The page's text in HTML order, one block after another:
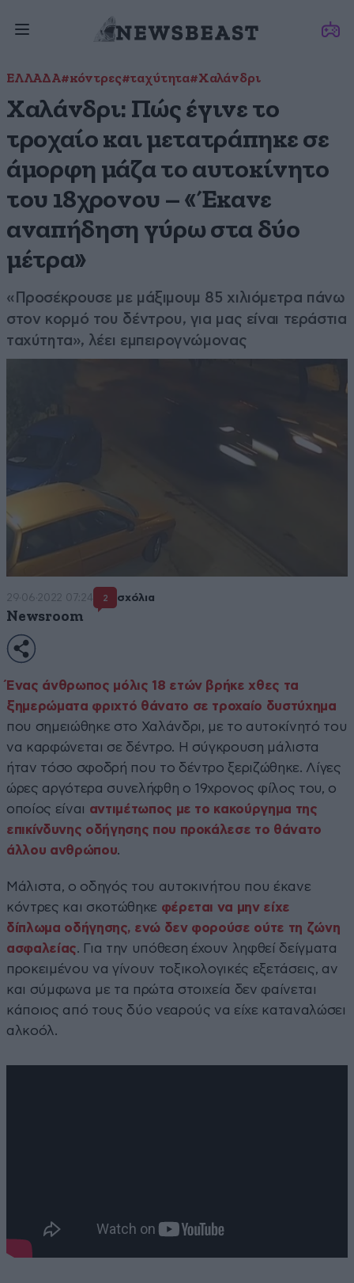
ΕΛΛΑΔΑ#κόντρες#ταχύτητα#Χαλάνδρι
Χαλάνδρι: Πώς έγινε το
τροχαίο και μετατράπηκε σε
άμορφη μάζα το αυτοκίνητο
του 18χρονου – «Έκανε
αναπήδηση γύρω στα δύο
μέτρα»
«Προσέκρουσε με μάξιμουμ 85 χιλιόμετρα πάνω
στον κορμό του δέντρου, για μας είναι τεράστια
ταχύτητα», λέει εμπειρογνώμονας
29·06·2022 07:24 2 σχόλια
Newsroom
Ένας άνθρωπος μόλις 18 ετών βρήκε χθες τα
ξημερώματα φριχτό θάνατο σε τροχαίο δυστύχημα
που σημειώθηκε στο Χαλάνδρι, με το αυτοκίνητό του
να καρφώνεται σε δέντρο. Η σύγκρουση μάλιστα
ήταν τόσο σφοδρή που το δέντρο ξεριζώθηκε. Λίγες
ώρες αργότερα συνελήφθη ο 19χρονος φίλος του, ο
οποίος είναι αντιμέτωπος με το κακούργημα της
επικίνδυνης οδήγησης που προκάλεσε το θάνατο
άλλου ανθρώπου.
Μάλιστα, ο οδηγός του αυτοκινήτου που έκανε
κόντρες και σκοτώθηκε φέρεται να μην είχε
δίπλωμα οδήγησης, ενώ δεν φορούσε ούτε τη ζώνη
ασφαλείας. Για την υπόθεση έχουν ληφθεί δείγματα
προκειμένου να γίνουν τοξικολογικές εξετάσεις, αν
και σύμφωνα με τα πρώτα στοιχεία δεν φαίνεται
κάποιος από τους δύο νεαρούς να είχε καταναλώσει
αλκοόλ.